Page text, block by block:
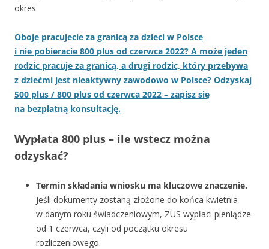
okres.
Oboje pracujecie za granicą za dzieci w Polsce
i nie pobieracie 800 plus od czerwca 2022? A może jeden
rodzic pracuje za granicą, a drugi rodzic, który przebywa
z dziećmi jest nieaktywny zawodowo w Polsce? Odzyskaj
500 plus / 800 plus od czerwca 2022 – zapisz się
na bezpłatną konsultację.
Wypłata 800 plus – ile wstecz można
odzyskać?
Termin składania wniosku ma kluczowe znaczenie.
Jeśli dokumenty zostaną złożone do końca kwietnia
w danym roku świadczeniowym, ZUS wypłaci pieniądze
od 1 czerwca, czyli od początku okresu
rozliczeniowego.